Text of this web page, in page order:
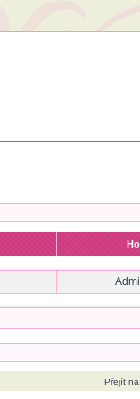
Přejít na: